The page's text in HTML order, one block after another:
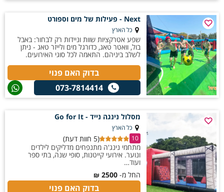
Next - פעילות של מים וספורט
כל הארץ
שפע אטרקציות שוות וניידות רק לבחור: באבל
בול, וואטר טאג, כדורגל מים ולייזר טאג - ניתן
לשלב ביניהם. התאמה לכל סוגי האירועים.
בדוק האם פנוי
073-7814414
מסלול נינגה נייד - Go for It
כל הארץ
10
(5 חוות דעת)
מתחמי נינג'ה מתנפחים מדליקים לילדים
ונוער. אירועי קייטנות, סופי שנה, בתי ספר
ועוד…
החל מ- 2500
₪
בדוק האם פנוי